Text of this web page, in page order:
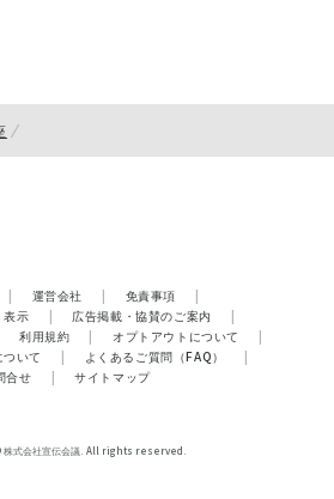
| 運営会社 | 免責事項
|
表示
| 広告掲載・協賛のご案内
|
利用規約 | オプトアウトについて
|
いて
| よくあるご質問（FAQ）
|
合せ
| サイトマップ
式会社宣伝会議. All rights reserved.